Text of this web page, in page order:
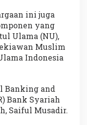
ini juga
yang
Ulama (NU),
Muslim
Indonesia
Banking and
Bank Syariah
Saiful Musadir.